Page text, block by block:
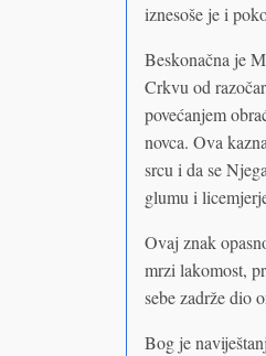
iznesoše je i
Beskonačna je
Crkvu od
povećanjem
novca. Ova
srcu i da se
glumu i
Ovaj znak
mrzi lakomost,
sebe zadrže dio
Bog je